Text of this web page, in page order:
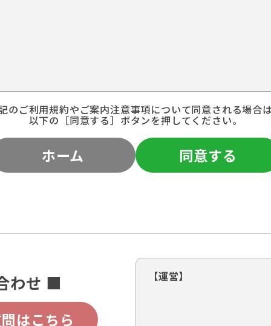
のご利用規約やご案内注意事項について同意される場合
以下の［同意する］ボタンを押してください。
ホーム 同意する
わせ ■
はこちら
【運営】